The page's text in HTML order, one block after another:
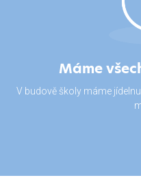
Máme
V budově školy máme
vape